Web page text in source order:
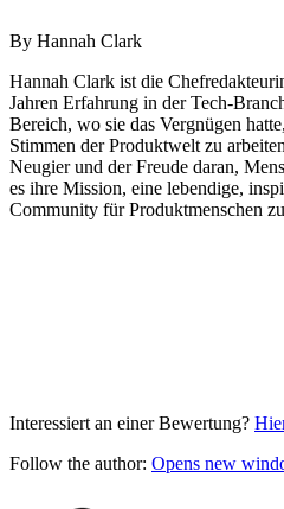
By Hannah Clark
Hannah Clark ist die
Jahren Erfahrung in der Tech-
Bereich, wo sie das Vergnügen
Stimmen der Produktwelt zu
Neugier und der Freude daran,
es ihre Mission, eine lebendige,
Community für Produktmenschen
Interessiert an einer Bewertung?
Follow the author: Opens new